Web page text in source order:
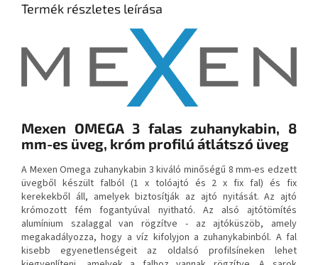
Termék részletes leírása
Mexen OMEGA 3 falas zuhanykabin, 8
mm-es üveg, króm profilú átlátszó üveg
A Mexen Omega zuhanykabin 3 kiváló minőségű 8 mm-es edzett
üvegből készült falból (1 x tolóajtó és 2 x fix fal) és fix
kerekekből áll, amelyek biztosítják az ajtó nyitását. Az ajtó
krómozott fém fogantyúval nyitható. Az alsó ajtótömítés
alumínium szalaggal van rögzítve - az ajtóküszöb, amely
megakadályozza, hogy a víz kifolyjon a zuhanykabinból. A fal
kisebb egyenetlenségeit az oldalsó profilsíneken lehet